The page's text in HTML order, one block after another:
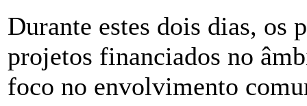
Durante estes dois dias, os
projetos financiados no
foco no envolvimento